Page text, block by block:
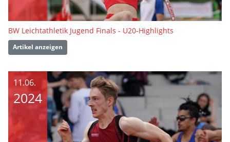
BW Leichtathletik Jugend Finals - U20-Highlights
Artikel anzeigen
11.06.
2024